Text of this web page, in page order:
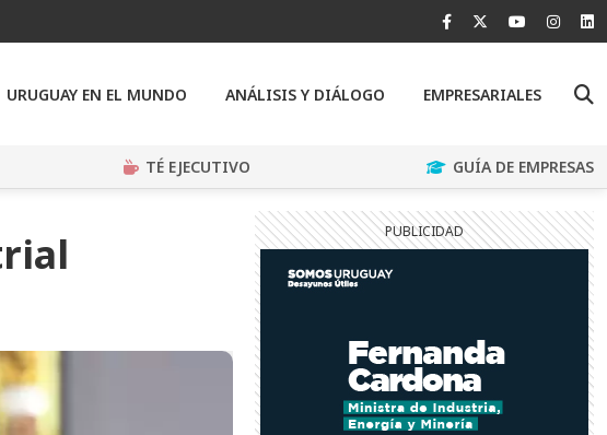
URUGUAY EN EL MUNDO ANÁLISIS Y DIÁLOGO EMPRESARIALES
TÉ EJECUTIVO GUÍA DE EMPRESAS